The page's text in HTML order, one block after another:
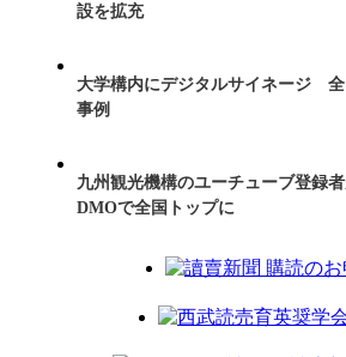
設を拡充
大学構内にデジタルサイネージ 全
事例
九州観光機構のユーチューブ登録
DMOで全国トップに